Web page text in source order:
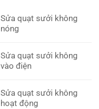
Sửa quạt sưởi không
nóng
Sửa quạt sưởi không
vào điện
Sửa quạt sưởi không
hoạt động